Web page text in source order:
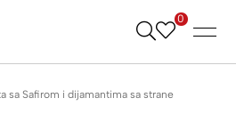
Skip
0
sa Safirom i dijamantima sa strane